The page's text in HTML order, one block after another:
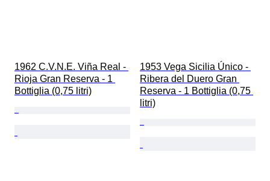
1962 C.V.N.E. Viña Real -
Rioja Gran Reserva - 1
Bottiglia (0,75 litri)
1953 Vega Sicilia Único -
Ribera del Duero Gran
Reserva - 1 Bottiglia (0,75
litri)